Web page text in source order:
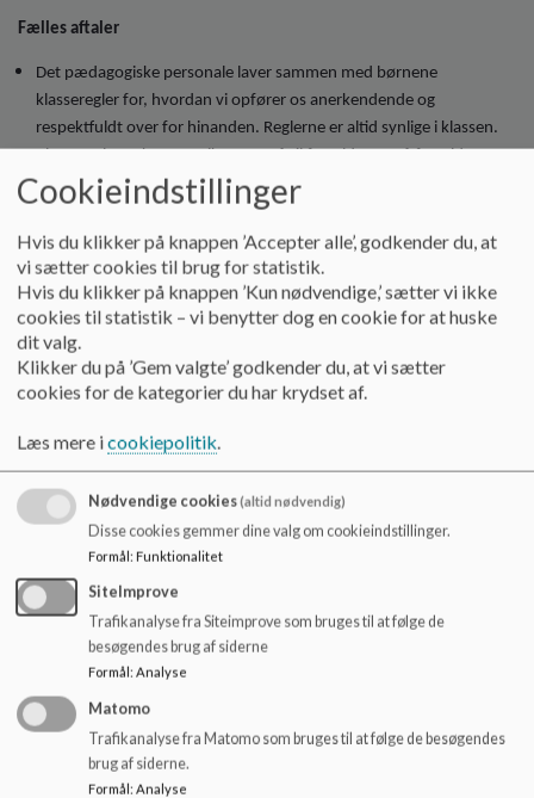
Fælles aftaler
Det pædagogiske personale laver sammen med børnene
klasseregler for, hvordan vi opfører os anerkendende og
respektfuldt over for hinanden. Reglerne er altid synlige i klassen.
kender dem og kan støtte op om dem.
En gang ugentligt taler elever og det pædagogiske personale om,
hvordan man i klassen passer godt på sig selv, hinanden og
fællesskabet.
Forældre opfordres til at aftale fest- og fødselsdagsregler, der sikrer
at alle børn eller alle drenge/piger inviteres til arrangementer i
klassen.
Det pædagogiske personale tager løbende stilling til og vurderer om
og handler i forhold til det.
For at inddrage alle børn aktivt i arbejdet med at fremme den
sociale trivsel, har skole og UFO hvert år (typisk i starten af
skoleåret) specielt stort fokus på kammeratskab, relationer og
sprogbrug.
Skole og UFO har et ugentligt klassemøde, trivselsmøde.
UFOen afholder jævnligt børnemøder, hvor spørgsmål om trivsel
tages op.
Cookieindstillinger
Hvis du klikker på knappen ’Accepter alle’, godkender du, at
vi sætter cookies til brug for statistik.
Hvis du klikker på knappen ’Kun nødvendige,’ sætter vi ikke
cookies til statistik – vi benytter dog en cookie for at huske
dit valg.
Klikker du på ’Gem valgte’ godkender du, at vi sætter
cookies for de kategorier du har krydset af.
Læs mere icookiepolitik.
Nødvendige cookies(altid nødvendig)
Disse cookies gemmer dine valg om cookieindstillinger.
Formål: Funktionalitet
SiteImprove
Trafikanalyse fra Siteimprove som bruges til at følge de
besøgendes brug af siderne
Formål : Analyse
Matomo
Trafikanalyse fra Matomo som bruges til at følge de besøgendes
brug af siderne.
Formål: Analyse